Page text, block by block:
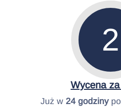
2
Wycena
Już w 24 godzinypo